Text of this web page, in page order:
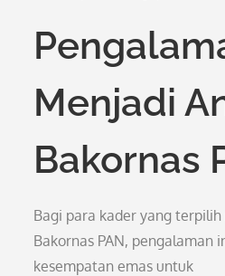
Menjadi
Bakornas
Bagi para kader yang
Bakornas PAN, pengalaman
kesempatan emas untuk